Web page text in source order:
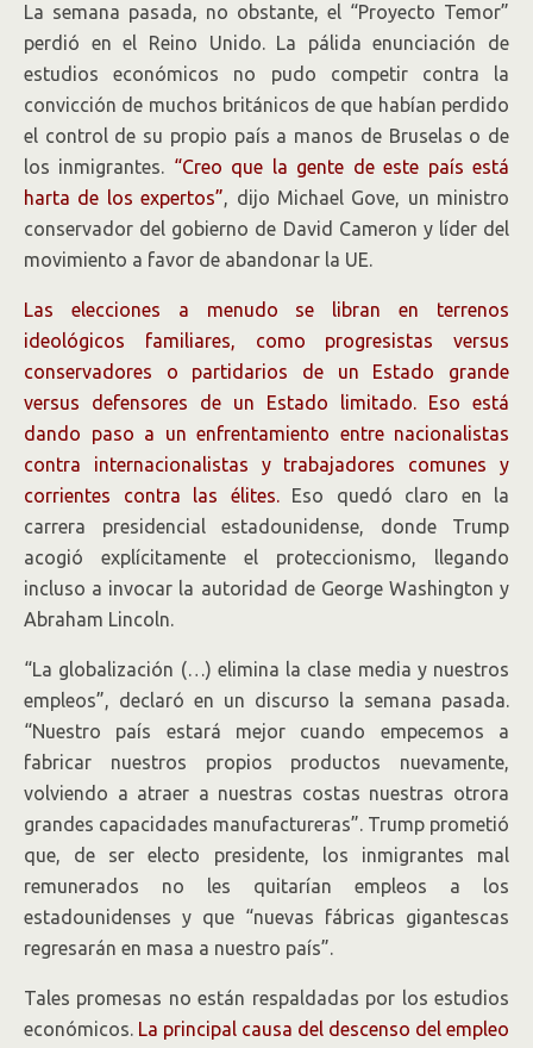
La semana pasada, no obstante, el “Proyecto Temor”
perdió en el Reino Unido. La pálida enunciación de
estudios económicos no pudo competir contra la
convicción de muchos británicos de que habían perdido
el control de su propio país a manos de Bruselas o de
los inmigrantes. “Creo que la gente de este país está
harta de los expertos”, dijo Michael Gove, un ministro
conservador del gobierno de David Cameron y líder del
movimiento a favor de abandonar la UE.
Las elecciones a menudo se libran en terrenos
ideológicos familiares, como progresistas versus
conservadores o partidarios de un Estado grande
versus defensores de un Estado limitado. Eso está
dando paso a un enfrentamiento entre nacionalistas
contra internacionalistas y trabajadores comunes y
corrientes contra las élites.Eso quedó claro en la
carrera presidencial estadounidense, donde Trump
acogió explícitamente el proteccionismo, llegando
incluso a invocar la autoridad de George Washington y
Abraham Lincoln.
“La globalización (…) elimina la clase media y nuestros
empleos”, declaró en un discurso la semana pasada.
“Nuestro país estará mejor cuando empecemos a
fabricar nuestros propios productos nuevamente,
volviendo a atraer a nuestras costas nuestras otrora
grandes capacidades manufactureras”. Trump prometió
que, de ser electo presidente, los inmigrantes mal
remunerados no les quitarían empleos a los
estadounidenses y que “nuevas fábricas gigantescas
regresarán en masa a nuestro país”.
Tales promesas no están respaldadas por los estudios
económicos. La principal causa del descenso del empleo